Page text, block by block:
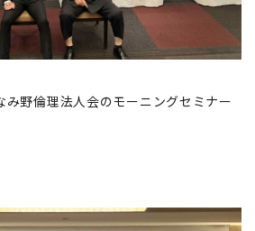
野倫理法人会のモーニングセミナー